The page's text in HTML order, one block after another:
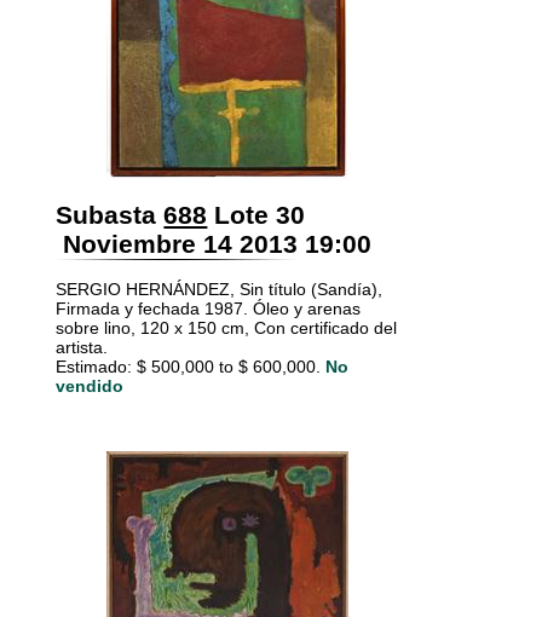
Subasta 688 Lote 30
Noviembre 14 2013 19:00
SERGIO HERNÁNDEZ, Sin título (Sandía),
Firmada y fechada 1987. Óleo y arenas
sobre lino, 120 x 150 cm, Con certificado del
artista.
Estimado: $ 500,000 to $ 600,000. No
vendido